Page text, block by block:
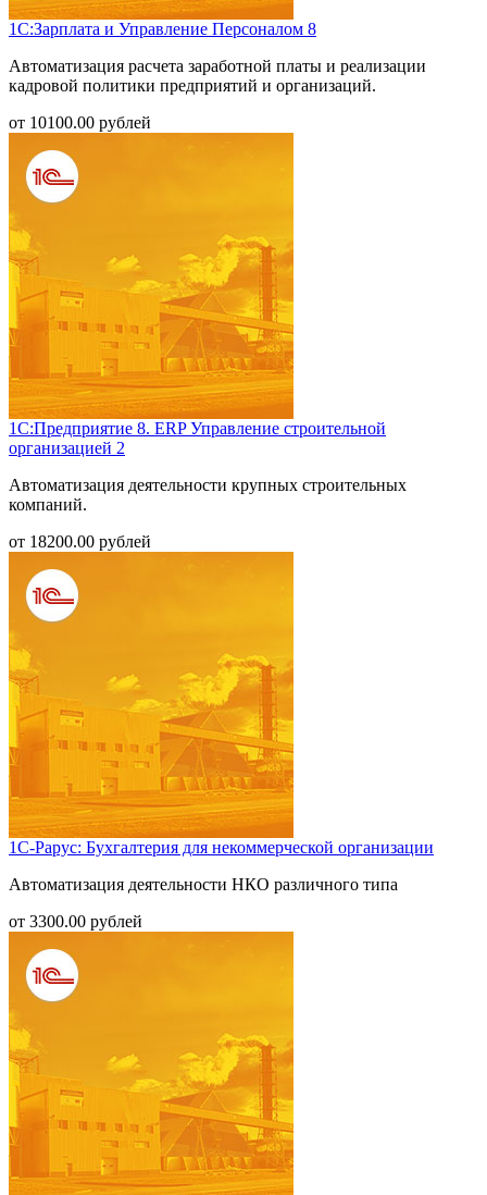
1С:Зарплата и Управление Персоналом 8
Автоматизация расчета заработной платы и реализации
кадровой политики предприятий и организаций.
от 10100.00 рублей
1С:Предприятие 8. ERP Управление строительной
организацией 2
Автоматизация деятельности крупных строительных
компаний.
от 18200.00 рублей
1С-Рарус: Бухгалтерия для некоммерческой организации
Автоматизация деятельности НКО различного типа
от 3300.00 рублей